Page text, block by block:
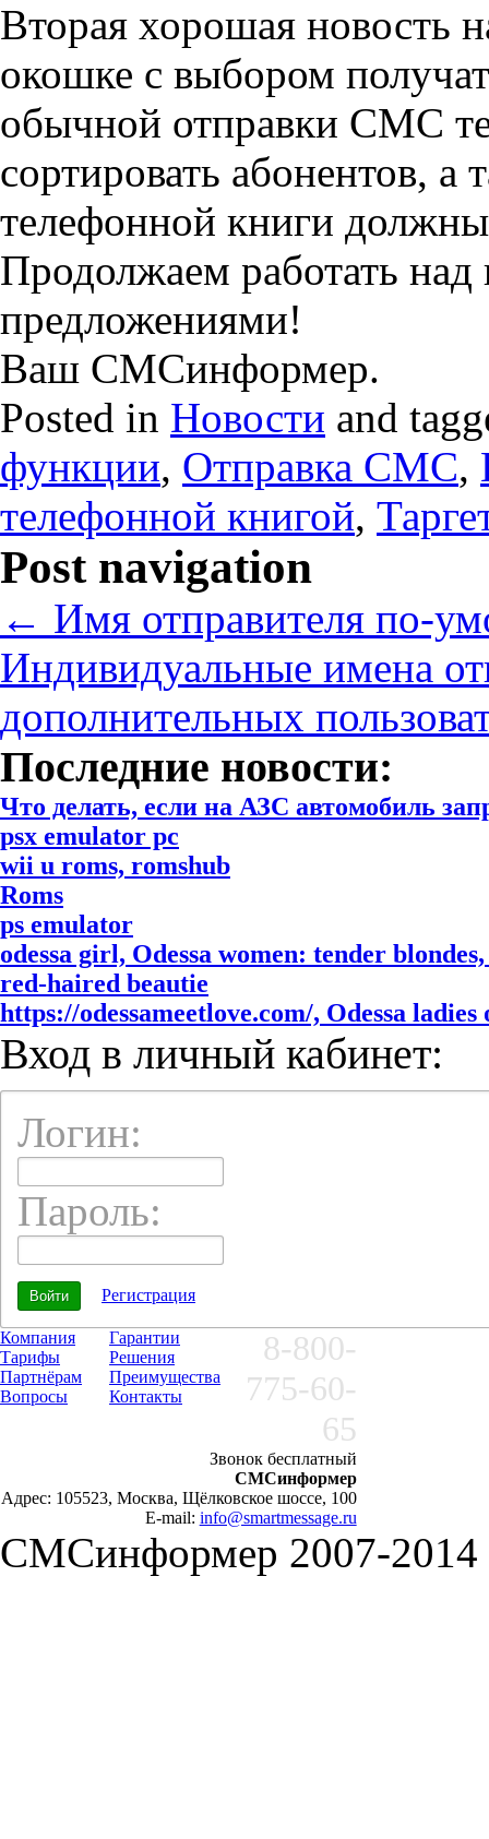
Вторая хорошая новость
окошке с выбором
обычной отправки СМС
сортировать абонентов, а
телефонной книги
Продолжаем работать
предложениями!
Ваш СМСинформер.
Posted in Новости and
функции, Отправка СМС,
телефонной книгой,
Post navigation
← Имя отправителя по-
Индивидуальные имена
дополнительных
Последние новости:
Что делать, если на АЗС автомобиль
psx emulator pc
wii u roms, romshub
Roms
ps emulator
odessa girl, Odessa women: tender
red-haired beautie
https://odessameetlove.com/, Odessa
Вход в личный кабинет:
Логин:
Пароль:
Регистрация
Компания
Тарифы
Партнёрам
Вопросы
Гарантии
Решения
Преимущества
Контакты
8-800-
775-60-
65
Звонок бесплатный
СМСинформер
Адрес: 105523, Москва, Щёлковское шоссе, 100
E-mail: info@smartmessage.ru
СМСинформер 2007-2014